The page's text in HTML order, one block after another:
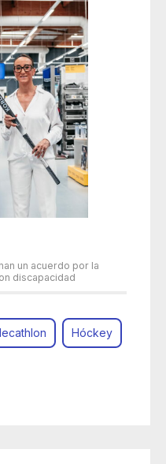
un acuerdo por la
discapacidad
Hóckey